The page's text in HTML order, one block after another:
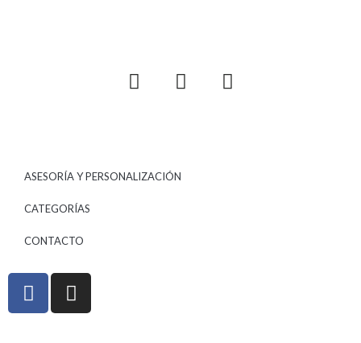
ASESORÍA Y PERSONALIZACIÓN
CATEGORÍAS
CONTACTO